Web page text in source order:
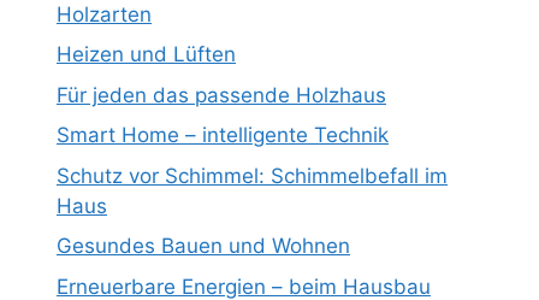
Holzarten
Heizen und Lüften
Für jeden das passende Holzhaus
Smart Home – intelligente Technik
Schutz vor Schimmel: Schimmelbefall im
Haus
Gesundes Bauen und Wohnen
Erneuerbare Energien – beim Hausbau